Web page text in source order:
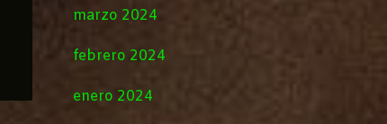
marzo 2024
febrero 2024
enero 2024